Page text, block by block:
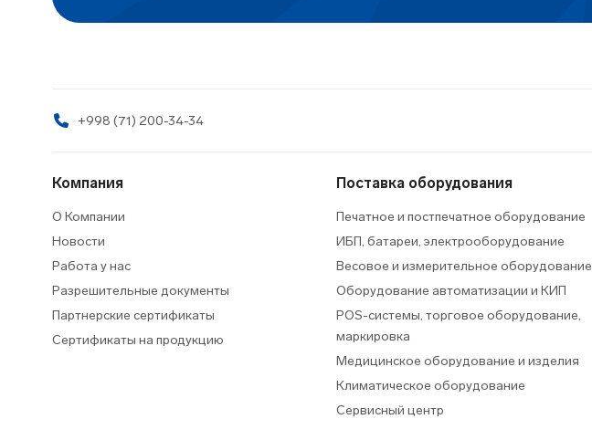
+998 (71) 200-34-34
Компания
О Компании
Новости
Работа у нас
Разрешительные документы
Партнерские сертификаты
Сертификаты на продукцию
Поставка оборудования
Печатное и постпечатное оборудование
ИБП, батареи, электрооборудование
Весовое и измерительное оборудование
Оборудование автоматизации и КИП
POS-системы, торговое оборудование,
маркировка
Медицинское оборудование и изделия
Климатическое оборудование
Сервисный центр